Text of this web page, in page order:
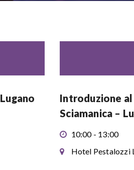
Introduzione al
Sciamanica –
10:00 - 13:00
Hotel Pestalozzi